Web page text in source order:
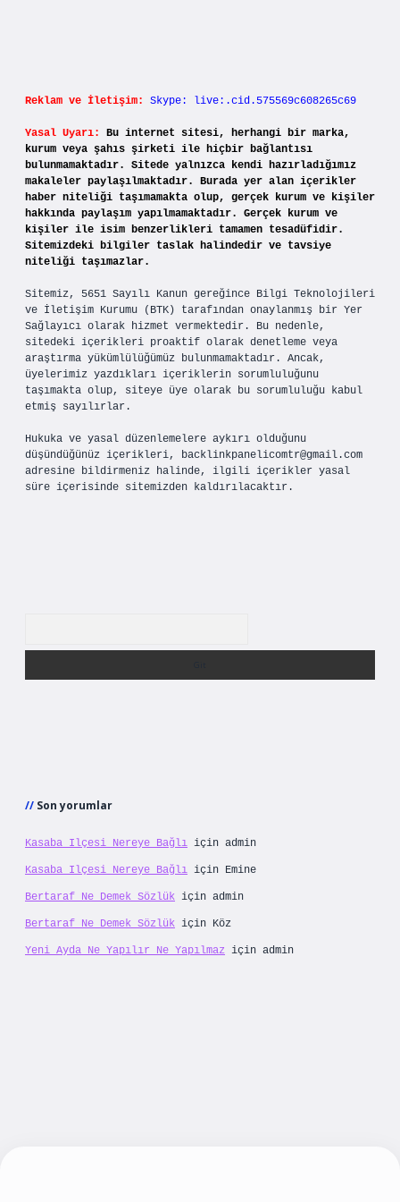
Reklam ve İletişim: Skype: live:.cid.575569c608265c69
Yasal Uyarı:
Bu internet sitesi, herhangi bir marka,
kurum veya şahıs şirketi ile hiçbir bağlantısı
bulunmamaktadır. Sitede yalnızca kendi hazırladığımız
makaleler paylaşılmaktadır. Burada yer alan içerikler
haber niteliği taşımamakta olup, gerçek kurum ve kişiler
hakkında paylaşım yapılmamaktadır. Gerçek kurum ve
kişiler ile isim benzerlikleri tamamen tesadüfidir.
Sitemizdeki bilgiler taslak halindedir ve tavsiye
niteliği taşımazlar.
Sitemiz, 5651 Sayılı Kanun gereğince Bilgi Teknolojileri
ve İletişim Kurumu (BTK) tarafından onaylanmış bir Yer
Sağlayıcı olarak hizmet vermektedir. Bu nedenle,
sitedeki içerikleri proaktif olarak denetleme veya
araştırma yükümlülüğümüz bulunmamaktadır. Ancak,
üyelerimiz yazdıkları içeriklerin sorumluluğunu
taşımakta olup, siteye üye olarak bu sorumluluğu kabul
etmiş sayılırlar.
Hukuka ve yasal düzenlemelere aykırı olduğunu
düşündüğünüz içerikleri, backlinkpanelicomtr@gmail.com
adresine bildirmeniz halinde, ilgili içerikler yasal
süre içerisinde sitemizden kaldırılacaktır.
Son yorumlar
Kasaba Ilçesi Nereye Bağlı için admin
Kasaba Ilçesi Nereye Bağlı için Emine
Bertaraf Ne Demek Sözlük için admin
Bertaraf Ne Demek Sözlük için Köz
Yeni Ayda Ne Yapılır Ne Yapılmaz için admin